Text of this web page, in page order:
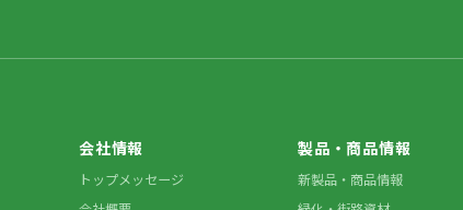
会社情報
トップメッセージ
製品・商品情報
新製品・商品情報